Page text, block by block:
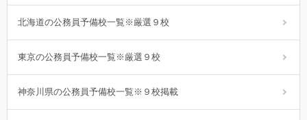
北海道の公務員予備校一覧※厳選９校
東京の公務員予備校一覧※厳選９校
神奈川県の公務員予備校一覧※９校掲載